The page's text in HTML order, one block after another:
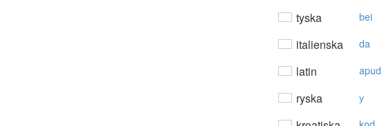
tyska bei
italienska da
latin apud
ryska у